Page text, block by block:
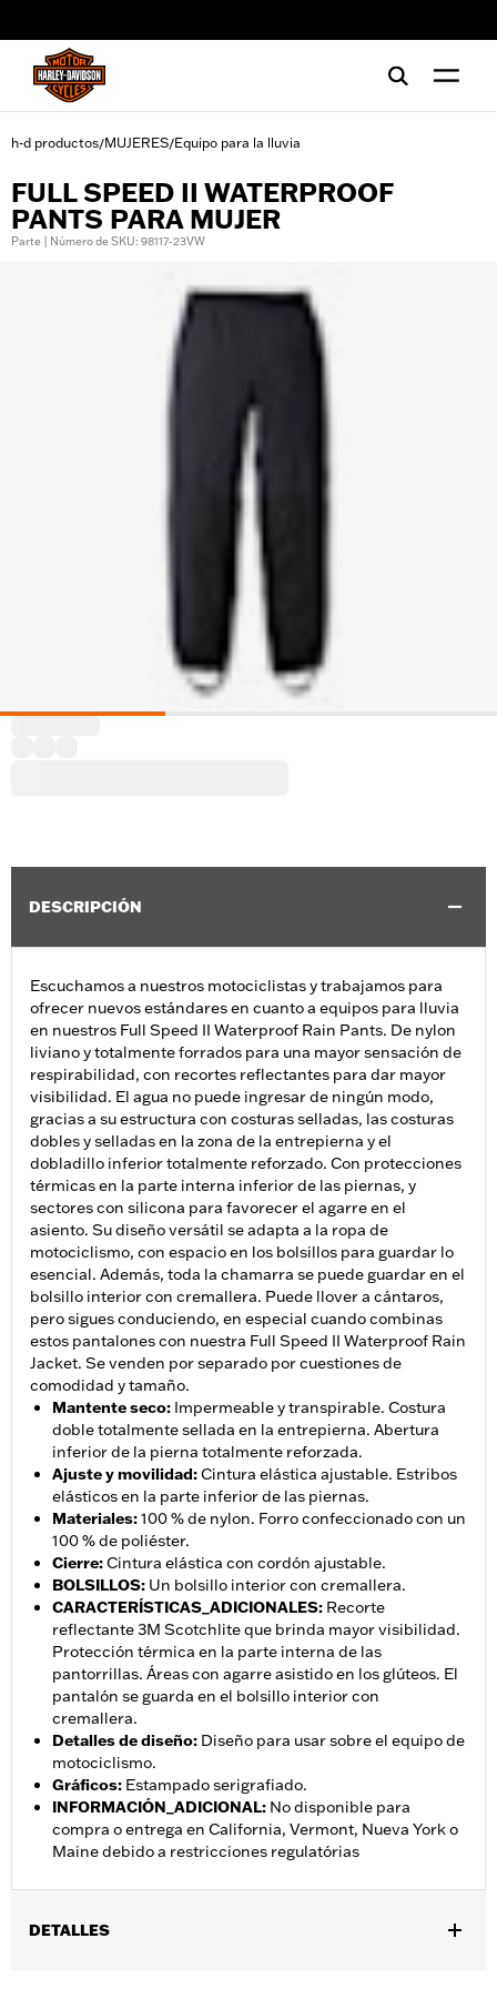
h-d productos/MUJERES/Equipo para la lluvia
FULL SPEED II WATERPROOF
PANTS PARA MUJER
Parte | Número de SKU: 98117-23VW
DESCRIPCIÓN
Escuchamos a nuestros motociclistas y trabajamos para
ofrecer nuevos estándares en cuanto a equipos para lluvia
en nuestros Full Speed II Waterproof Rain Pants. De nylon
liviano y totalmente forrados para una mayor sensación de
respirabilidad, con recortes reflectantes para dar mayor
visibilidad. El agua no puede ingresar de ningún modo,
gracias a su estructura con costuras selladas, las costuras
dobles y selladas en la zona de la entrepierna y el
dobladillo inferior totalmente reforzado. Con protecciones
térmicas en la parte interna inferior de las piernas, y
sectores con silicona para favorecer el agarre en el
asiento. Su diseño versátil se adapta a la ropa de
motociclismo, con espacio en los bolsillos para guardar lo
esencial. Además, toda la chamarra se puede guardar en el
bolsillo interior con cremallera. Puede llover a cántaros,
pero sigues conduciendo, en especial cuando combinas
estos pantalones con nuestra Full Speed II Waterproof Rain
Jacket. Se venden por separado por cuestiones de
comodidad y tamaño.
Mantente seco: Impermeable y transpirable. Costura
doble totalmente sellada en la entrepierna. Abertura
inferior de la pierna totalmente reforzada.
Ajuste y movilidad:Cintura elástica ajustable. Estribos
elásticos en la parte inferior de las piernas.
Materiales:100 % de nylon. Forro confeccionado con un
100 % de poliéster.
Cierre:Cintura elástica con cordón ajustable.
BOLSILLOS: Un bolsillo interior con cremallera.
CARACTERÍSTICAS_ADICIONALES: Recorte
reflectante 3M Scotchlite que brinda mayor visibilidad.
Protección térmica en la parte interna de las
pantorrillas. Áreas con agarre asistido en los glúteos. El
pantalón se guarda en el bolsillo interior con
cremallera.
Detalles de diseño: Diseño para usar sobre el equipo de
motociclismo.
Gráficos: Estampado serigrafiado.
INFORMACIÓN_ADICIONAL: No disponible para
compra o entrega en California, Vermont, Nueva York o
Maine debido a restricciones regulatórias
DETALLES